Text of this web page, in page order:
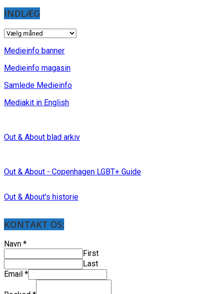
INDLÆG
INDLÆG
Medieinfo banner
Medieinfo magasin
Samlede Medieinfo
Mediakit in English
Out & About blad arkiv
Out & About - Copenhagen LGBT+ Guide
Out & About's historie
KONTAKT OS:
Navn *
First
Last
Email *